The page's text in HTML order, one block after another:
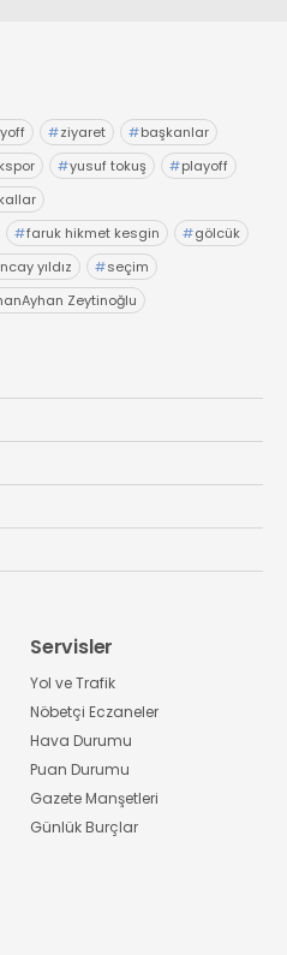
#ziyaret #başkanlar
#yusuf tokuş #playoff
#faruk hikmet kesgin #gölcük
yıldız #seçim
Zeytinoğlu
Servisler
Yol ve Trafik
Nöbetçi Eczaneler
Hava Durumu
Puan Durumu
Gazete Manşetleri
Günlük Burçlar